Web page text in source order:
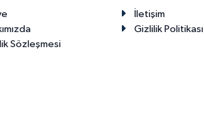
İletişim
Gizlilik Politikası
Sözleşmesi